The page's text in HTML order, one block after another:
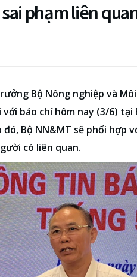
phạm liên
Bộ Nông nghiệp và
báo chí hôm nay (3/6) tại
Bộ NN&MT sẽ phối hợp
có liên quan.